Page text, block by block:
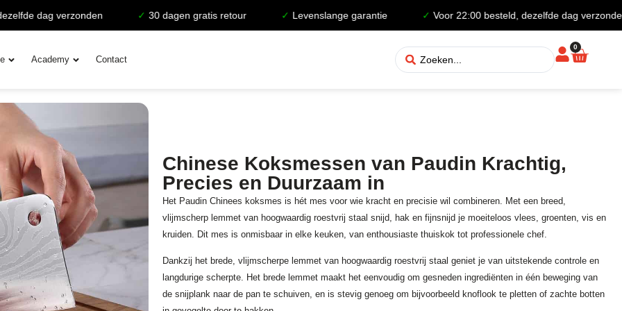
dag verzonden 30 dagen gratis retour Levenslange garantie Voor 22:00 besteld, dezelfde dag verzonden
Academy Contact
0
Chinese Koksmessen van Paudin Krachtig,
Precies en Duurzaam in
Het Paudin Chinees koksmes is hét mes voor wie kracht en precisie wil combineren. Met een breed,
vlijmscherp lemmet van hoogwaardig roestvrij staal snijd, hak en fijnsnijd je moeiteloos vlees, groenten, vis en
kruiden. Dit mes is onmisbaar in elke keuken, van enthousiaste thuiskok tot professionele chef.
Dankzij het brede, vlijmscherpe lemmet van hoogwaardig roestvrij staal geniet je van uitstekende controle en
langdurige scherpte. Het brede lemmet maakt het eenvoudig om gesneden ingrediënten in één beweging van
de snijplank naar de pan te schuiven, en is stevig genoeg om bijvoorbeeld knoflook te pletten of zachte botten